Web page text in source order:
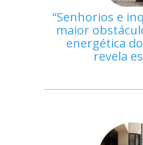
Senhorios e
maior
energética
revela